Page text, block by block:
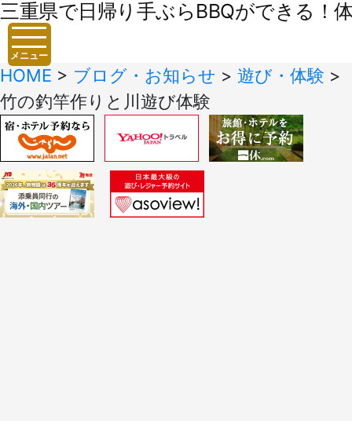
三重県で日帰り手ぶらBBQができる！
メニュー
HOME > ブログ・お知らせ > 遊び・体験 >
竹の釣竿作りと川遊び体験